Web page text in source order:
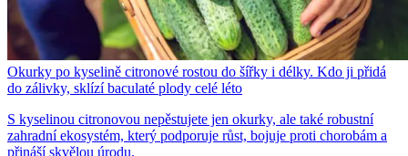
Okurky po kyselině citronové rostou do šířky i délky. Kdo ji přidá
do zálivky, sklízí baculaté plody celé léto
S kyselinou citronovou nepěstujete jen okurky, ale také robustní
zahradní ekosystém, který podporuje růst, bojuje proti chorobám a
přináší skvělou úrodu.